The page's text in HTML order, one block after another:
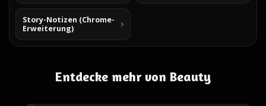
Story-Notizen (Chrome-
Erweiterung)
Entdecke mehr von Beauty